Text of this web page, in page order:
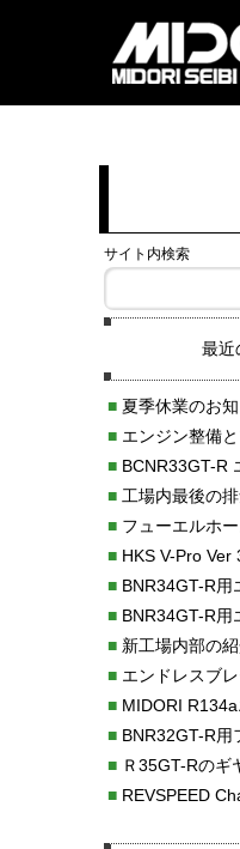
サイト内検索
最近
■夏季休業のお
■エンジン整備
■BCNR33GT-R エンジ
■工場内最後の
■フューエルホー
■HKS V-Pro Ver 3.4
■BNR34GT-R用エア
■BNR34GT-R用エアコンエ
■新工場内部の
■エンドレスブレーキ
■MIDORI R134aエアコ
■BNR32GT-R用フューエル
■Ｒ35GT-Rのギヤが2速
■REVSPEED Channelさんに新社